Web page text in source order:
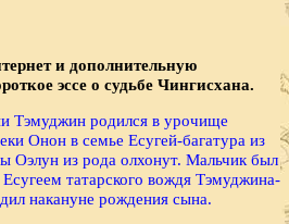
и дополнительную
эссе о судьбе Чингисхана.
Тэмуджин родился в урочище
Онон в семье Есугей-багатура из
Оэлун из рода олхонут. Мальчик был
Есугеем татарского вождя Тэмуджина-
накануне рождения сына.